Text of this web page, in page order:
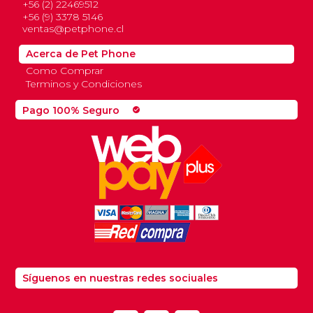
Pago 100% Seguro check_circle
+56 (2) 22469512
+56 (9) 3378 5146
ventas@petphone.cl
Acerca de Pet Phone
Como Comprar
Terminos y Condiciones
Síguenos en nuestras redes sociuales